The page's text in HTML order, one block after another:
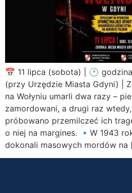
📅 11 lipca (sobota) | 🕐
(przy Urzędzie Miasta Gdyni) |
na Wołyniu umarli dwa razy –
zamordowani, a drugi raz
próbowano przemilczeć ich
o niej na margines. 🔹W 1943
dokonali masowych mordów na